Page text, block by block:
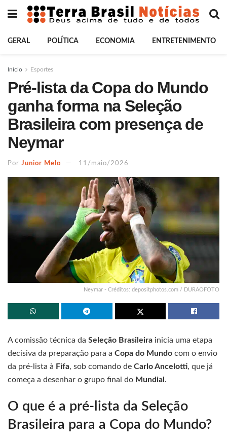
GERAL POLÍTICA ECONOMIA ENTRETENIMENTO
Início Esportes
Pré-lista da Copa do Mundo
ganha forma na Seleção
Brasileira com presença de
Neymar
Por Junior Melo 11/maio/2026
Neymar - Créditos: depositphotos.com / DURAOFOTO
A comissão técnica da Seleção Brasileira inicia uma etapa
decisiva da preparação para a Copa do Mundo com o envio
da pré-lista à Fifa, sob comando de Carlo Ancelotti, que já
começa a desenhar o grupo final do Mundial .
O que é a pré-lista da Seleção
Brasileira para a Copa do Mundo?